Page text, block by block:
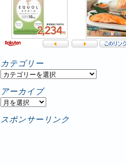
カテゴリー
カ
テ
ゴ
ー
アーカイブ
ア
ー
スポンサーリンク